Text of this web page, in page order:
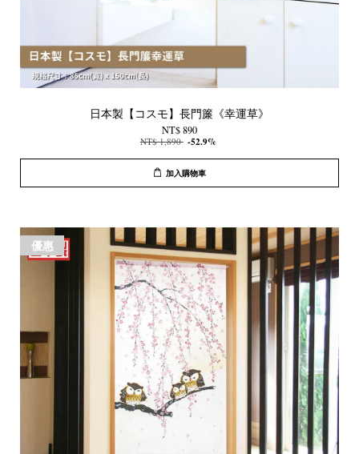
日本製【コスモ】長門簾《幸運草》
NT$ 890
NT$ 1,890 -52.9%
加入購物車
優惠